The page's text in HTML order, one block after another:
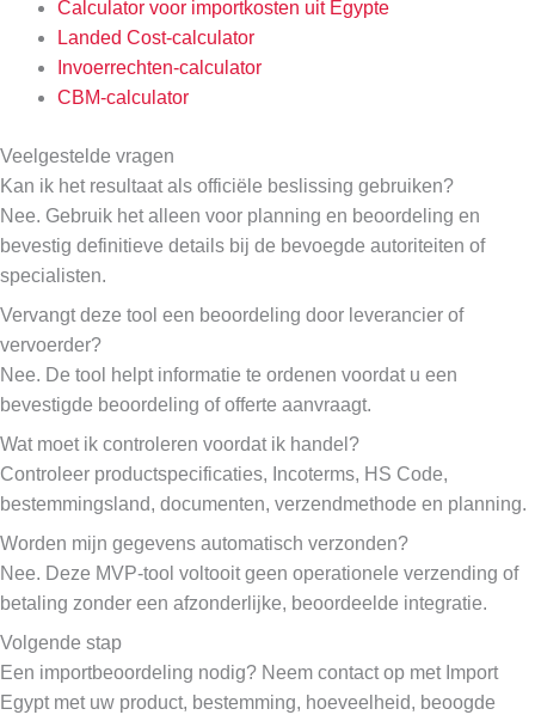
Calculator voor importkosten uit Egypte
Landed Cost-calculator
Invoerrechten-calculator
CBM-calculator
Veelgestelde vragen
Kan ik het resultaat als officiële beslissing gebruiken?
Nee. Gebruik het alleen voor planning en beoordeling en
bevestig definitieve details bij de bevoegde autoriteiten of
specialisten.
Vervangt deze tool een beoordeling door leverancier of
vervoerder?
Nee. De tool helpt informatie te ordenen voordat u een
bevestigde beoordeling of offerte aanvraagt.
Wat moet ik controleren voordat ik handel?
Controleer productspecificaties, Incoterms, HS Code,
bestemmingsland, documenten, verzendmethode en planning.
Worden mijn gegevens automatisch verzonden?
Nee. Deze MVP-tool voltooit geen operationele verzending of
betaling zonder een afzonderlijke, beoordeelde integratie.
Volgende stap
Een importbeoordeling nodig? Neem contact op met Import
Egypt met uw product, bestemming, hoeveelheid, beoogde